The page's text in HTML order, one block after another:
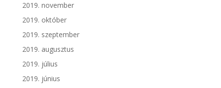
2019. november
2019. október
2019. szeptember
2019. augusztus
2019. július
2019. június